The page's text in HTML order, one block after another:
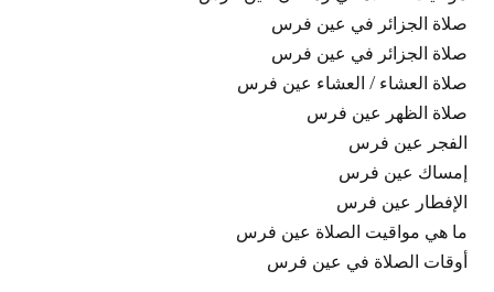
صلاة الجزائر في عين فرس
صلاة الجزائر في عين فرس
صلاة العشاء / العشاء عين فرس
صلاة الظهر عين فرس
الفجر عين فرس
إمساك عين فرس
الإفطار عين فرس
ما هي مواقيت الصلاة عين فرس
أوقات الصلاة في عين فرس